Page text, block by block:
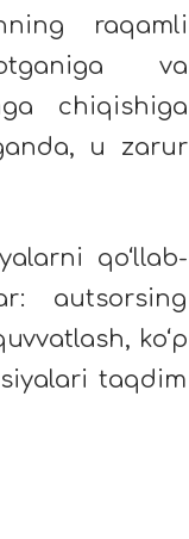
raqamli
va
chiqishiga
u zarur
qo‘llab-
autsorsing
ko‘p
taqdim